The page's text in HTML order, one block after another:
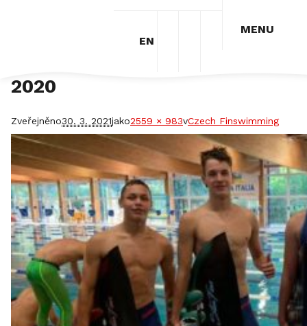
MENU
EN
2020
Zveřejněno30. 3. 2021jako2559 × 983vCzech Finswimming